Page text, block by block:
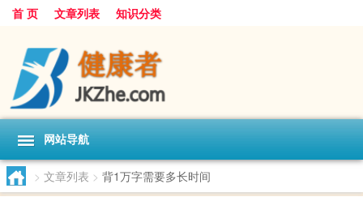
首 页 文章列表 知识分类
网站导航
> 文章列表 > 背1万字需要多长时间